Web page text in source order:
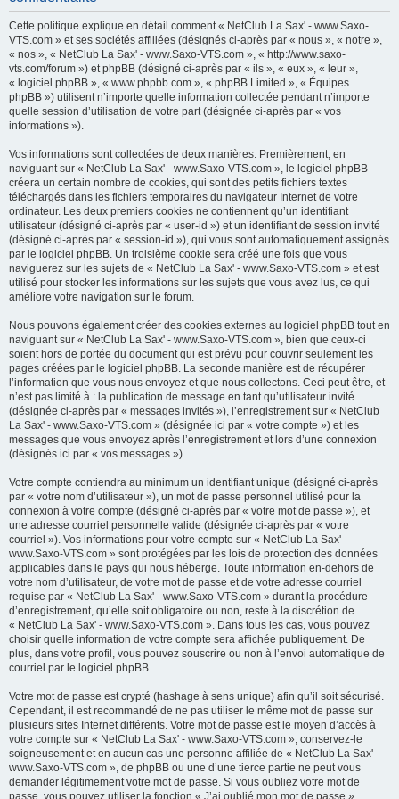
h
Cette politique explique en détail comment « NetClub La Sax' - www.Saxo-
VTS.com » et ses sociétés affiliées (désignés ci-après par « nous », « notre »,
« nos », « NetClub La Sax' - www.Saxo-VTS.com », « http://www.saxo-
vts.com/forum ») et phpBB (désigné ci-après par « ils », « eux », « leur »,
« logiciel phpBB », « www.phpbb.com », « phpBB Limited », « Équipes
phpBB ») utilisent n’importe quelle information collectée pendant n’importe
quelle session d’utilisation de votre part (désignée ci-après par « vos
informations »).
Vos informations sont collectées de deux manières. Premièrement, en
naviguant sur « NetClub La Sax' - www.Saxo-VTS.com », le logiciel phpBB
créera un certain nombre de cookies, qui sont des petits fichiers textes
téléchargés dans les fichiers temporaires du navigateur Internet de votre
ordinateur. Les deux premiers cookies ne contiennent qu’un identifiant
utilisateur (désigné ci-après par « user-id ») et un identifiant de session invité
(désigné ci-après par « session-id »), qui vous sont automatiquement assignés
par le logiciel phpBB. Un troisième cookie sera créé une fois que vous
naviguerez sur les sujets de « NetClub La Sax' - www.Saxo-VTS.com » et est
utilisé pour stocker les informations sur les sujets que vous avez lus, ce qui
améliore votre navigation sur le forum.
Nous pouvons également créer des cookies externes au logiciel phpBB tout en
naviguant sur « NetClub La Sax' - www.Saxo-VTS.com », bien que ceux-ci
soient hors de portée du document qui est prévu pour couvrir seulement les
pages créées par le logiciel phpBB. La seconde manière est de récupérer
l’information que vous nous envoyez et que nous collectons. Ceci peut être, et
n’est pas limité à : la publication de message en tant qu’utilisateur invité
(désignée ci-après par « messages invités »), l’enregistrement sur « NetClub
La Sax' - www.Saxo-VTS.com » (désignée ici par « votre compte ») et les
messages que vous envoyez après l’enregistrement et lors d’une connexion
(désignés ici par « vos messages »).
Votre compte contiendra au minimum un identifiant unique (désigné ci-après
par « votre nom d’utilisateur »), un mot de passe personnel utilisé pour la
connexion à votre compte (désigné ci-après par « votre mot de passe »), et
une adresse courriel personnelle valide (désignée ci-après par « votre
courriel »). Vos informations pour votre compte sur « NetClub La Sax' -
www.Saxo-VTS.com » sont protégées par les lois de protection des données
applicables dans le pays qui nous héberge. Toute information en-dehors de
votre nom d’utilisateur, de votre mot de passe et de votre adresse courriel
requise par « NetClub La Sax' - www.Saxo-VTS.com » durant la procédure
d’enregistrement, qu’elle soit obligatoire ou non, reste à la discrétion de
« NetClub La Sax' - www.Saxo-VTS.com ». Dans tous les cas, vous pouvez
choisir quelle information de votre compte sera affichée publiquement. De
plus, dans votre profil, vous pouvez souscrire ou non à l’envoi automatique de
courriel par le logiciel phpBB.
Votre mot de passe est crypté (hashage à sens unique) afin qu’il soit sécurisé.
Cependant, il est recommandé de ne pas utiliser le même mot de passe sur
plusieurs sites Internet différents. Votre mot de passe est le moyen d’accès à
votre compte sur « NetClub La Sax' - www.Saxo-VTS.com », conservez-le
soigneusement et en aucun cas une personne affiliée de « NetClub La Sax' -
www.Saxo-VTS.com », de phpBB ou une d’une tierce partie ne peut vous
demander légitimement votre mot de passe. Si vous oubliez votre mot de
passe, vous pouvez utiliser la fonction « J’ai oublié mon mot de passe »